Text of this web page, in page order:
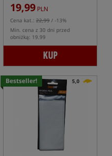
19,99 PLN
Cena kat.: 22,99 / -13%
Min. cena z 30 dni przed
obniżką: 19.99
KUP
Bestseller! 5,0